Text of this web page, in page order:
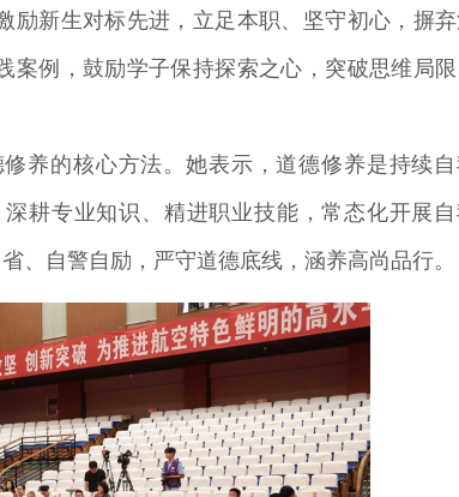
励新生对标先进，立足本职、坚守初心，摒
例，鼓励学子保持探索之心，突破思维局
养的核心方法。她表示，道德修养是持续
耕专业知识、精进职业技能，常态化开展自
、自警自励，严守道德底线，涵养高尚品行。